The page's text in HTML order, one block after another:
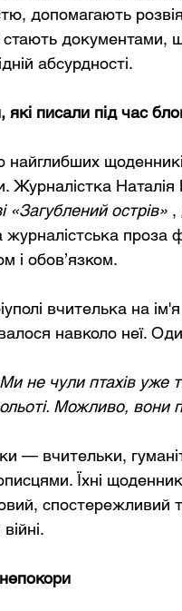
допомагають
документами,
абсурдності.
які писали під час
найглибших
Журналістка Наталія
«Загублений острів» ,
журналістська проза
і обов’язком.
вчителька на
навколо неї.
не чули птахів уже
Можливо, вони
— вчительки,
Їхні
спостережливий